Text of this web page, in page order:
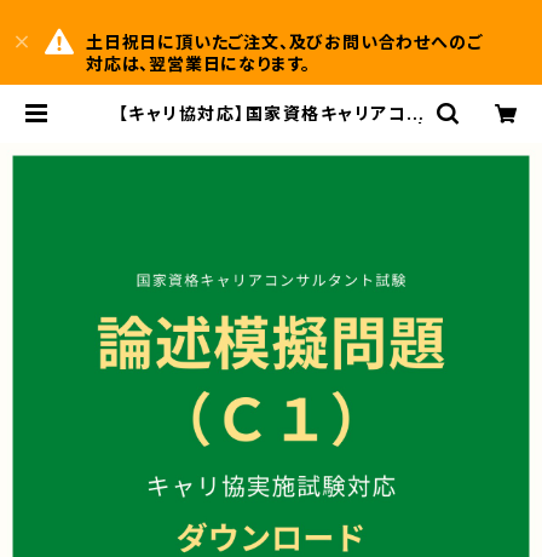
土日祝日に頂いたご注文、及びお問い合わせへのご
対応は、翌営業日になります。
【キャリ協対応】国家資格キャリアコン
ＡＧヒューマンサービス株式会社